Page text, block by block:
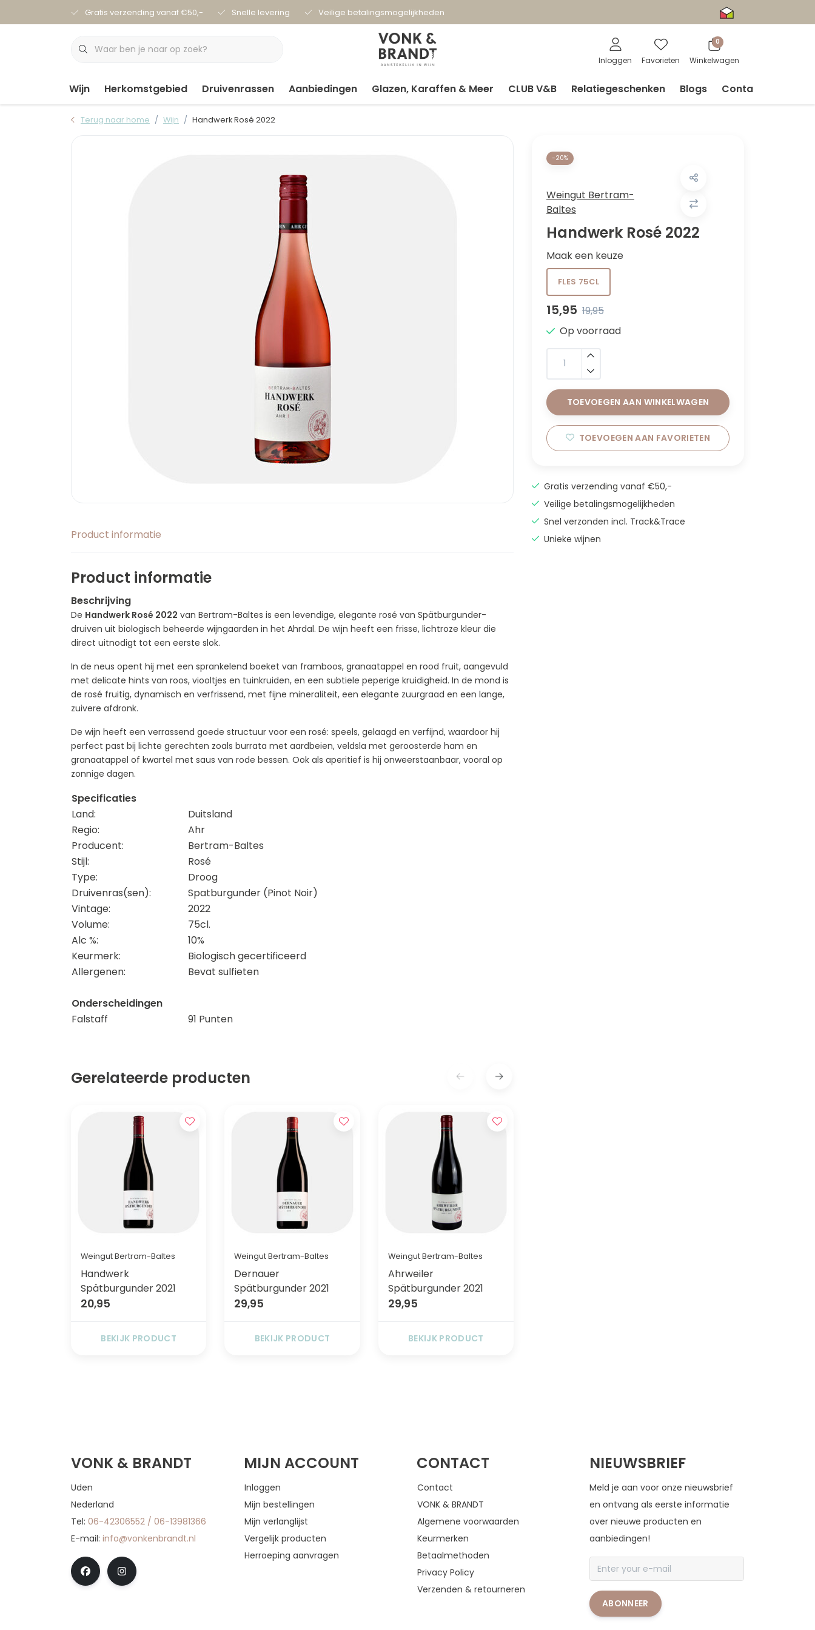
Gratis verzending vanaf €50,- Snelle levering Veilige betalingsmogelijkheden
Inloggen Favorieten
0
Winkelwagen
Wijn Herkomstgebied Druivenrassen Aanbiedingen Glazen, Karaffen & Meer CLUB V&B Relatiegeschenken Blogs Contact
Terug naar home Wijn Handwerk Rosé 2022
-20%
Weingut Bertram-
Baltes
Handwerk Rosé 2022
Maak een keuze
FLES 75CL
15,95 19,95
Op voorraad
TOEVOEGEN AAN WINKELWAGEN
TOEVOEGEN AAN FAVORIETEN
Gratis verzending vanaf €50,-
Veilige betalingsmogelijkheden
Snel verzonden incl. Track&Trace
Unieke wijnen
Product informatie
Product informatie
Beschrijving
De Handwerk Rosé 2022 van Bertram-Baltes is een levendige, elegante rosé van Spätburgunder-
druiven uit biologisch beheerde wijngaarden in het Ahrdal. De wijn heeft een frisse, lichtroze kleur die
direct uitnodigt tot een eerste slok.
In de neus opent hij met een sprankelend boeket van framboos, granaatappel en rood fruit, aangevuld
met delicate hints van roos, viooltjes en tuin­kruiden, en een subtiele peperige kruidigheid. In de mond is
de rosé fruitig, dynamisch en verfrissend, met fijne mineraliteit, een elegante zuurgraad en een lange,
zuivere afdronk.
De wijn heeft een verrassend goede structuur voor een rosé: speels, gelaagd en verfijnd, waardoor hij
perfect past bij lichte gerechten zoals burrata met aardbeien, veldsla met geroosterde ham en
granaatappel of kwartel met saus van rode bessen. Ook als aperitief is hij onweerstaanbaar, vooral op
zonnige dagen.
Specificaties
Land:
Duitsland
Regio:
Ahr
Producent:
Bertram-Baltes
Stijl:
Rosé
Type:
Droog
Druivenras(sen):
Spatburgunder (Pinot Noir)
Vintage:
2022
Volume:
75cl.
Alc %:
10%
Keurmerk:
Biologisch gecertificeerd
Allergenen:
Bevat sulfieten
Onderscheidingen
Falstaff
91 Punten
Gerelateerde producten
Weingut Bertram-Baltes
Handwerk
Spätburgunder 2021
20,95
BEKIJK PRODUCT
Weingut Bertram-Baltes
Dernauer
Spätburgunder 2021
29,95
BEKIJK PRODUCT
Weingut Bertram-Baltes
Ahrweiler
Spätburgunder 2021
29,95
BEKIJK PRODUCT
VONK & BRANDT
Uden
Nederland
Tel: 06-42306552 / 06-13981366
E-mail: info@vonkenbrandt.nl
MIJN ACCOUNT
Inloggen
Mijn bestellingen
Mijn verlanglijst
Vergelijk producten
Herroeping aanvragen
CONTACT
Contact
VONK & BRANDT
Algemene voorwaarden
Keurmerken
Betaalmethoden
Privacy Policy
Verzenden & retourneren
NIEUWSBRIEF
Meld je aan voor onze nieuwsbrief
en ontvang als eerste informatie
over nieuwe producten en
aanbiedingen!
ABONNEER